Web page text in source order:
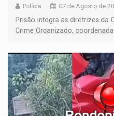
Polícia 07 de Agosto de
Prisão integra as diretrizes da
Crime Organizado,